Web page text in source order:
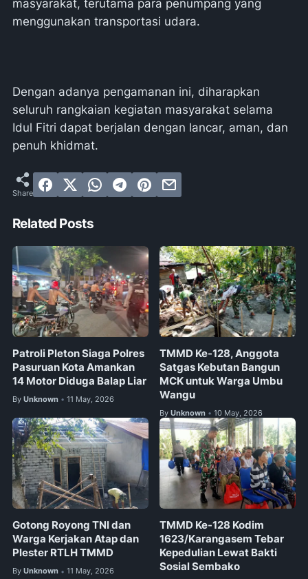
masyarakat, terutama para penumpang yang
menggunakan transportasi udara.
Dengan adanya pengamanan ini, diharapkan
seluruh rangkaian kegiatan masyarakat selama
Idul Fitri dapat berjalan dengan lancar, aman, dan
penuh khidmat.
Related Posts
Patroli Pleton Siaga Polres
Pasuruan Kota Amankan
14 Motor Diduga Balap Liar
By Unknown • 11 May, 2026
TMMD Ke-128, Anggota
Satgas Kebutan Bangun
MCK untuk Warga Umbu
Wangu
By Unknown • 10 May, 2026
Gotong Royong TNI dan
Warga Kerjakan Atap dan
Plester RTLH TMMD
By Unknown • 11 May, 2026
TMMD Ke-128 Kodim
1623/Karangasem Tebar
Kepedulian Lewat Bakti
Sosial Sembako